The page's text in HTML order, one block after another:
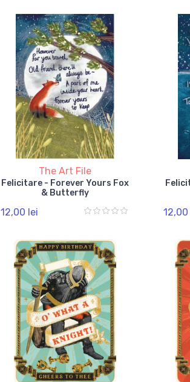
The Art File
Felicitare - Forever Yours Fox
& Butterfly
12,00 lei 12,00